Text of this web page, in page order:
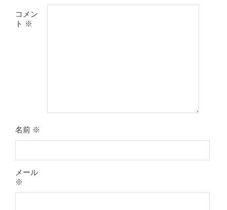
コメン
ト ※
名前 ※
メール
※